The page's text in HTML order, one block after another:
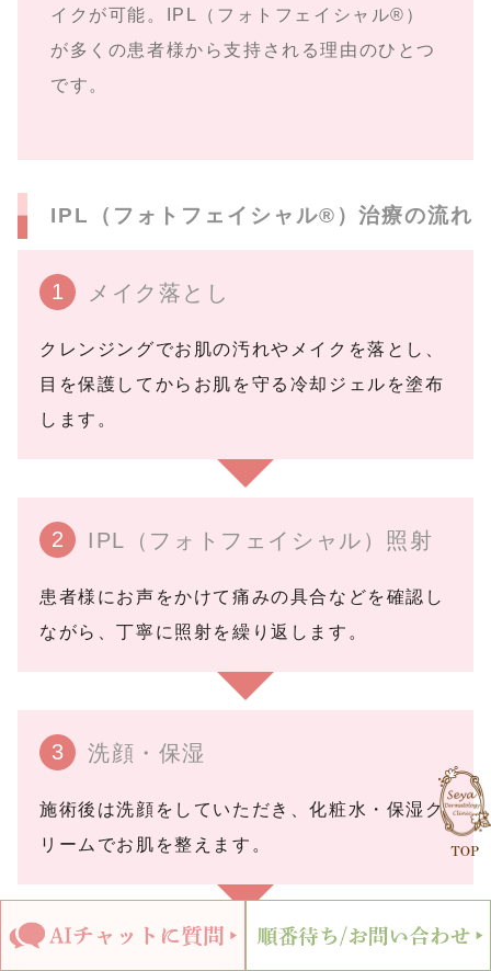
イクが可能。IPL（フォトフェイシャル®）
が多くの患者様から支持される理由のひとつ
です。
IPL（フォトフェイシャル®︎）治療の流れ
1 メイク落とし
クレンジングでお肌の汚れやメイクを落とし、
目を保護してからお肌を守る冷却ジェルを塗布
します。
2 IPL（フォトフェイシャル︎）照射
患者様にお声をかけて痛みの具合などを確認し
ながら、丁寧に照射を繰り返します。
3 洗顔・保湿
施術後は洗顔をしていただき、化粧水・保湿ク
リームでお肌を整えます。
4 治療後